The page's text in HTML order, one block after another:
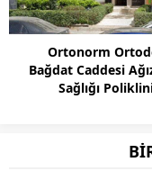
Ortonorm
Bağdat Caddesi
Sağlığı